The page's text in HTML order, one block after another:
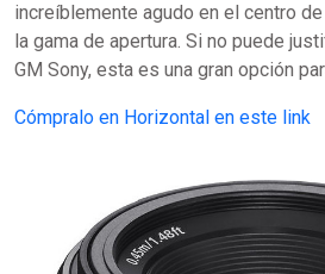
increíblemente agudo en el centro
la gama de apertura. Si no puede
GM Sony, esta es una gran opción
Cómpralo en Horizontal en este link